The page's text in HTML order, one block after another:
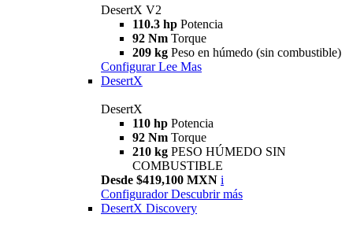
DesertX V2
110.3 hp Potencia
92 Nm Torque
209 kg Peso en húmedo (sin combustible)
Configurar Lee Mas
DesertX
DesertX
110 hp Potencia
92 Nm Torque
210 kg PESO HÚMEDO SIN
COMBUSTIBLE
Desde $419,100 MXN i
Configurador Descubrir más
DesertX Discovery